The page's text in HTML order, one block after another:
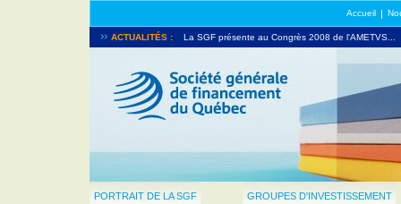
Accueil |
ACTUALITÉS :
La SGF prend part au North American Venture
La SGF présente au Congrès 2008 de l'AMETVS...
PORTRAIT DE LA SGF GROUPES D'INVESTISSEMENT